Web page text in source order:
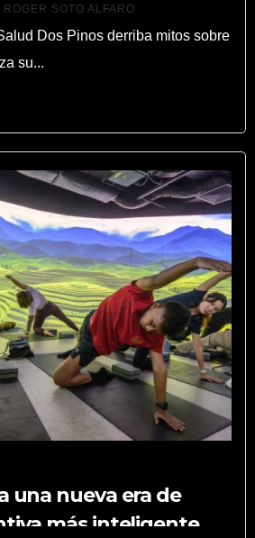
a la salud
ROGER SOTO ALFARO
Dos Pinos derriba mitos sobre
su...
una nueva era de
más inteligente,